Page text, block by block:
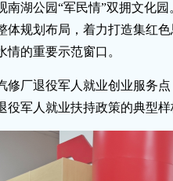
南湖公园“军民情”双拥文化
体规划布局，着力打造集红
的重要示范窗口。
修厂退役军人就业创业服务
役军人就业扶持政策的典型样